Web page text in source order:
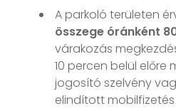
A parkoló területen
összege óránként
várakozás
10 percen belül
jogosító szelvény
elindított